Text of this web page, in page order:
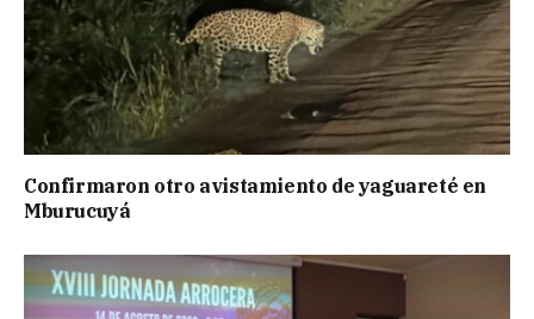
Confirmaron otro avistamiento de yaguareté en
Mburucuyá